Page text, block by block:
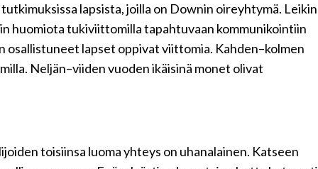
lapsista, joilla on Downin oireyhtymä. Leikin
huomiota tukiviittomilla tapahtuvaan kommunikointiin
osallistuneet lapset oppivat viittomia. Kahden–kolmen
Neljän–viiden vuoden ikäisinä monet olivat
toisiinsa luoma yhteys on uhanalainen. Katseen